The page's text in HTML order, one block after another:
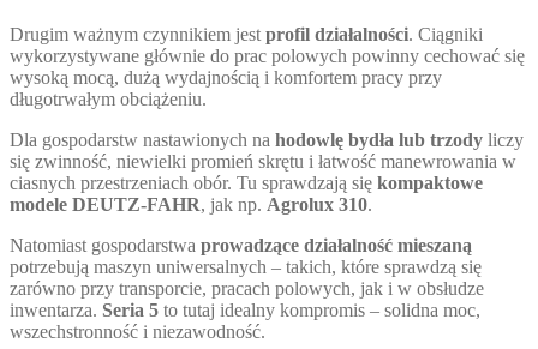
Drugim ważnym czynnikiem jest profil działalności. Ciągniki
wykorzystywane głównie do prac polowych powinny cechować się
wysoką mocą, dużą wydajnością i komfortem pracy przy
długotrwałym obciążeniu.
Dla gospodarstw nastawionych na hodowlę bydła lub trzody liczy
się zwinność, niewielki promień skrętu i łatwość manewrowania w
ciasnych przestrzeniach obór. Tu sprawdzają się kompaktowe
modele DEUTZ-FAHR, jak np. Agrolux 310.
Natomiast gospodarstwa prowadzące działalność mieszaną
potrzebują maszyn uniwersalnych – takich, które sprawdzą się
zarówno przy transporcie, pracach polowych, jak i w obsłudze
inwentarza. Seria 5 to tutaj idealny kompromis – solidna moc,
wszechstronność i niezawodność.